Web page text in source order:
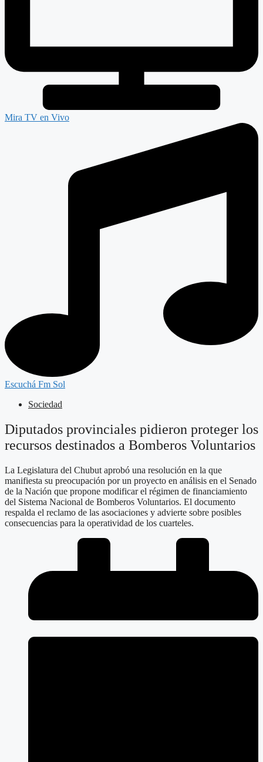
Mira TV en Vivo
Escuchá Fm Sol
Sociedad
Diputados provinciales pidieron proteger los
recursos destinados a Bomberos Voluntarios
La Legislatura del Chubut aprobó una resolución en la que
manifiesta su preocupación por un proyecto en análisis en el Senado
de la Nación que propone modificar el régimen de financiamiento
del Sistema Nacional de Bomberos Voluntarios. El documento
respalda el reclamo de las asociaciones y advierte sobre posibles
consecuencias para la operatividad de los cuarteles.